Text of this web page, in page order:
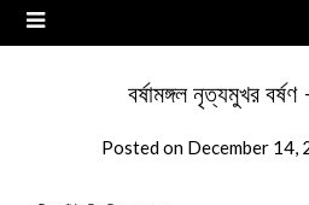
বর্ষামঙ্গল নৃত্যমুখর
Posted on December 14,